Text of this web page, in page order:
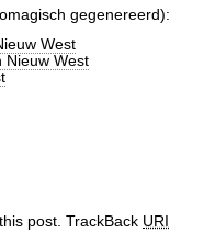
gegenereerd):
West
Nieuw West
post. TrackBack URI